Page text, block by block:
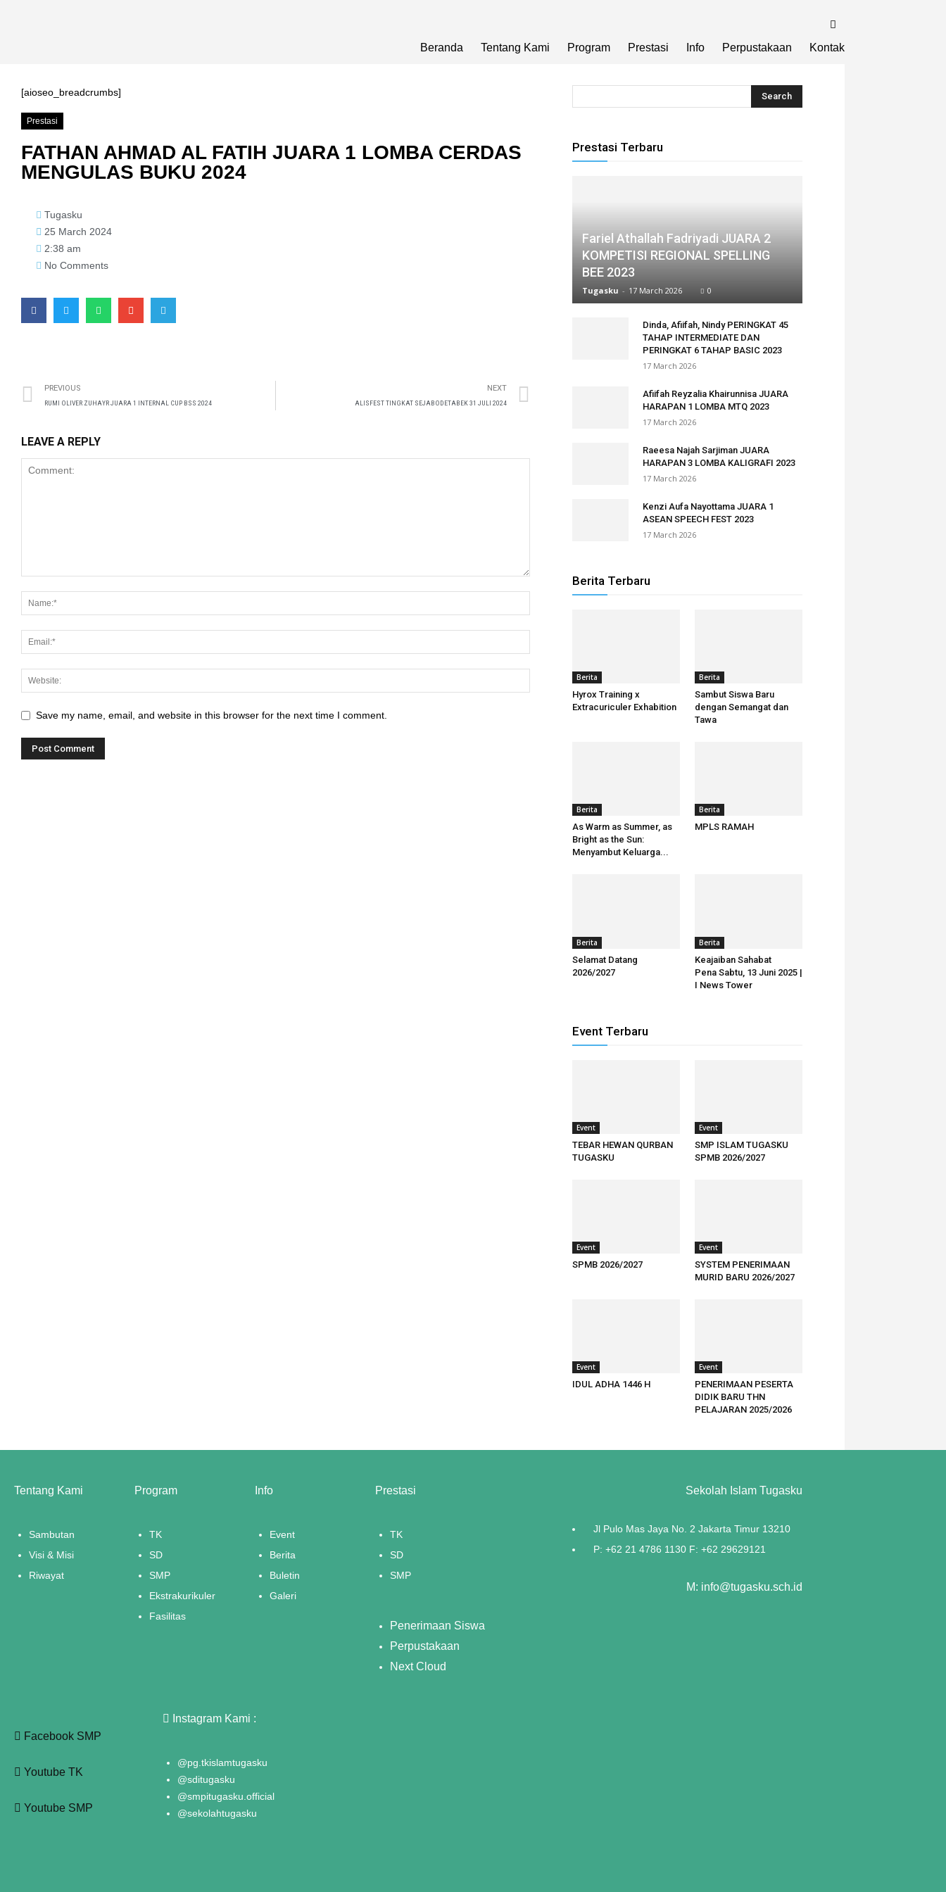
Beranda Tentang Kami Program Prestasi Info Perpustakaan Kontak
[aioseo_breadcrumbs]
Prestasi
FATHAN AHMAD AL FATIH JUARA 1 LOMBA CERDAS
MENGULAS BUKU 2024
Tugasku
25 March 2024
2:38 am
No Comments
PREVIOUS
RUMI OLIVER ZUHAYR JUARA 1 INTERNAL CUP BSS 2024
NEXT
ALISFEST TINGKAT SEJABODETABEK 31 JULI 2024
LEAVE A REPLY
Save my name, email, and website in this browser for the next time I comment.
Prestasi Terbaru
Fariel Athallah Fadriyadi JUARA 2
KOMPETISI REGIONAL SPELLING
BEE 2023
Tugasku - 17 March 2026 0
Dinda, Afiifah, Nindy PERINGKAT 45
TAHAP INTERMEDIATE DAN
PERINGKAT 6 TAHAP BASIC 2023
17 March 2026
Afiifah Reyzalia Khairunnisa JUARA
HARAPAN 1 LOMBA MTQ 2023
17 March 2026
Raeesa Najah Sarjiman JUARA
HARAPAN 3 LOMBA KALIGRAFI 2023
17 March 2026
Kenzi Aufa Nayottama JUARA 1
ASEAN SPEECH FEST 2023
17 March 2026
Berita Terbaru
Berita
Hyrox Training x
Extracuriculer Exhabition
Berita
Sambut Siswa Baru
dengan Semangat dan
Tawa
Berita
As Warm as Summer, as
Bright as the Sun:
Menyambut Keluarga...
Berita
MPLS RAMAH
Berita
Selamat Datang
2026/2027
Berita
Keajaiban Sahabat
Pena Sabtu, 13 Juni 2025 |
I News Tower
Event Terbaru
Event
TEBAR HEWAN QURBAN
TUGASKU
Event
SMP ISLAM TUGASKU
SPMB 2026/2027
Event
SPMB 2026/2027
Event
SYSTEM PENERIMAAN
MURID BARU 2026/2027
Event
IDUL ADHA 1446 H
Event
PENERIMAAN PESERTA
DIDIK BARU THN
PELAJARAN 2025/2026
Tentang Kami
Sambutan
Visi & Misi
Riwayat
Program
TK
SD
SMP
Ekstrakurikuler
Fasilitas
Info
Event
Berita
Buletin
Galeri
Prestasi
TK
SD
SMP
Penerimaan Siswa
Perpustakaan
Next Cloud
Sekolah Islam Tugasku
Jl Pulo Mas Jaya No. 2 Jakarta Timur 13210
P: +62 21 4786 1130 F: +62 29629121
M: info@tugasku.sch.id
Facebook SMP
Youtube TK
Youtube SMP
Instagram Kami :
@pg.tkislamtugasku
@sditugasku
@smpitugasku.official
@sekolahtugasku